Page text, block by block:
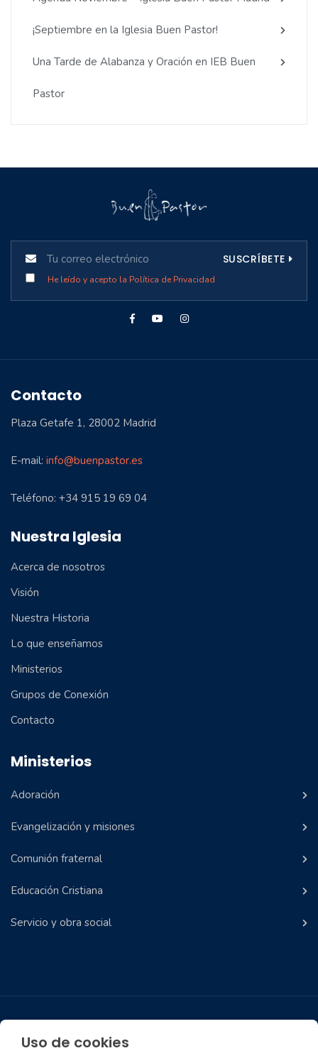
¡Septiembre en la Iglesia Buen Pastor!
Una Tarde de Alabanza y Oración en IEB Buen
Pastor
SUSCRÍBETE
He leído y acepto la Política de Privacidad
Contacto
Plaza Getafe 1, 28002 Madrid
E-mail: info@buenpastor.es
Teléfono: +34 915 19 69 04
Nuestra Iglesia
Acerca de nosotros
Visión
Nuestra Historia
Lo que enseñamos
Ministerios
Grupos de Conexión
Contacto
Ministerios
Adoración
Evangelización y misiones
Comunión fraternal
Educación Cristiana
Servicio y obra social
Condiciones Donaciones y Ofrendas
Uso de cookies